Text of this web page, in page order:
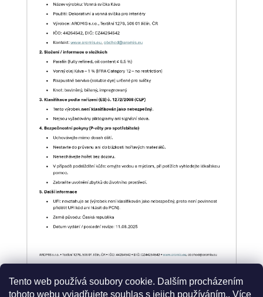
Tento web používá soubory cookie. Dalším procházením
tohoto webu vyjadřujete souhlas s jejich používáním.. Více